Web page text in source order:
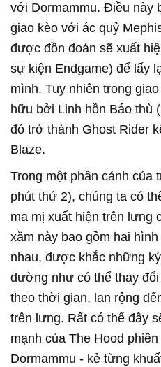
với Dormammu. Điều này
giao kèo với ác quỷ
được đồn đoán sẽ xuất
sự kiện Endgame) để lấy
mình. Tuy nhiên trong
hữu bởi Linh hồn Báo thù
đó trở thành Ghost Rider
Blaze.
Trong một phân cảnh của
phút thứ 2), chúng ta có
ma mị xuất hiện trên lưng
xăm này bao gồm hai
nhau, được khắc những
dường như có thể thay
theo thời gian, lan rộng
trên lưng. Rất có thể đây
mạnh của The Hood
Dormammu - kẻ từng